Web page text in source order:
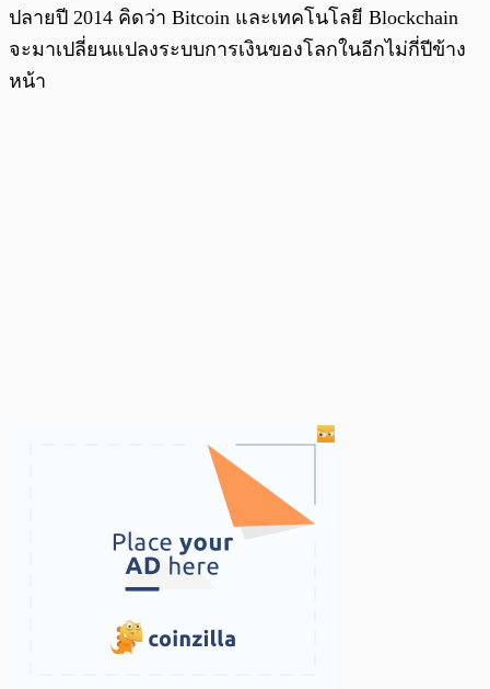
ปลายปี 2014 คิดว่า Bitcoin และเทคโนโลยี Blockchain
จะมาเปลี่ยนแปลงระบบการเงินของโลกในอีกไม่กี่ปีข้าง
หน้า